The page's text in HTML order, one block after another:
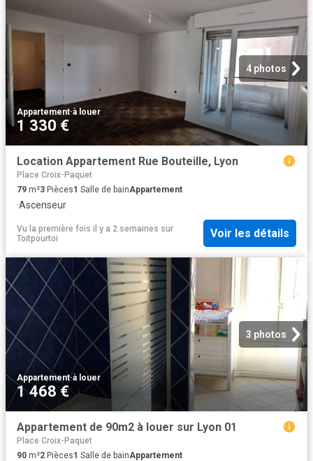
4 photos
Appartement·à louer
1 330 €
Location Appartement Rue Bouteille, Lyon
Place Croix-Paquet
79 m²3 Pièces1 Salle de bainAppartement
·Ascenseur
Vu la première fois il y a 2 semaines sur
Toitpourtoi
Voir les détails
3 photos
Appartement·à louer
1 468 €
Appartement de 90m2 à louer sur Lyon 01
Place Croix-Paquet
90 m²2 Pièces1 Salle de bainAppartement